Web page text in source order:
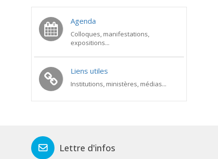
Agenda
Colloques, manifestations,
expositions...
Liens utiles
Institutions, ministères, médias...
Lettre d'infos